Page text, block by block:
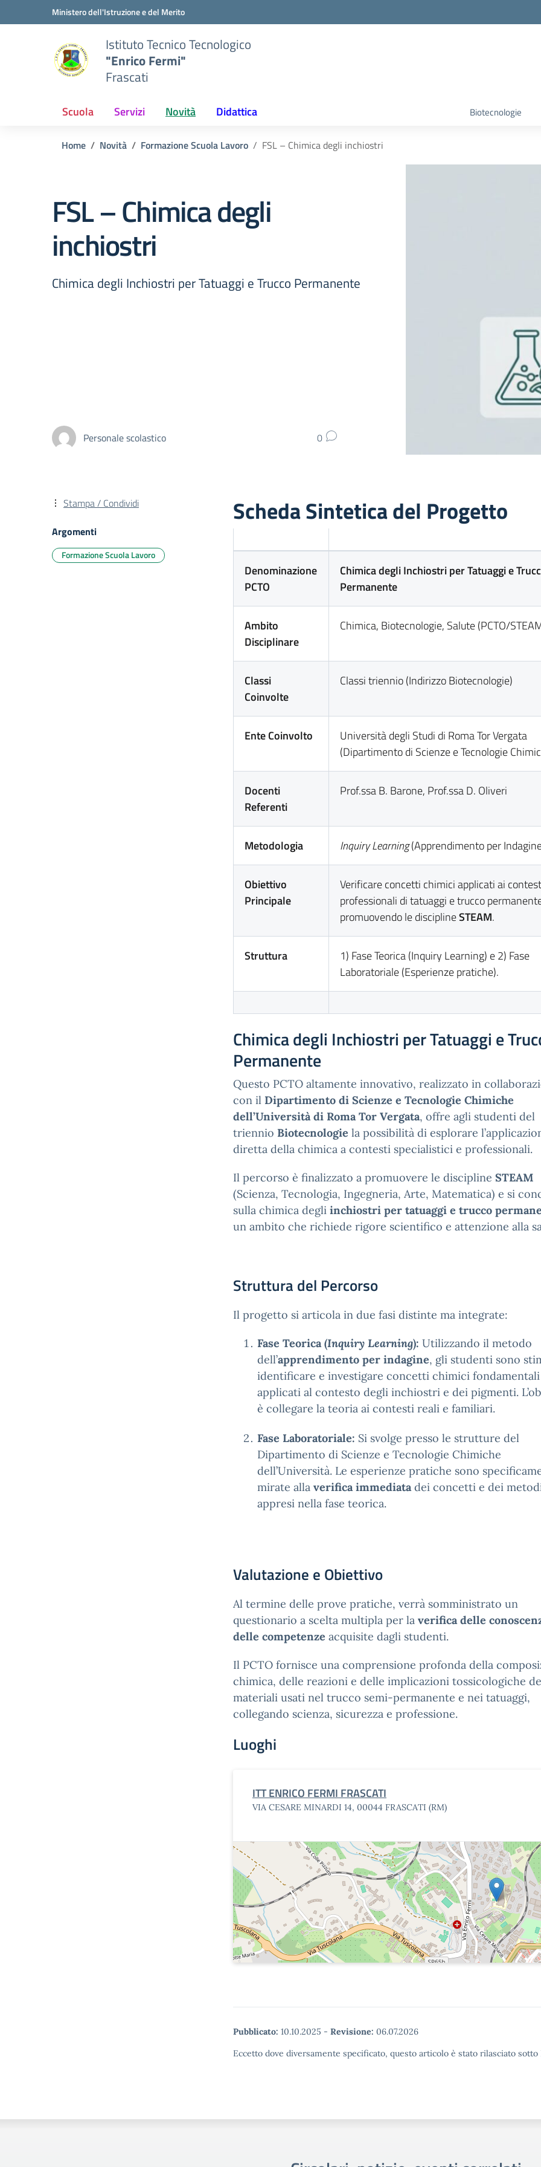
Vai ai contenuti
Vai al menu di navigazioneMinistero dell'Istruzione e del Merito
Istituto Tecnico Tecnologico
"Enrico Fermi"
Frascati
Scuola Servizi Novità Didattica Biotecnologie
Home Novità Formazione Scuola Lavoro FSL – Chimica degli inchiostri
FSL – Chimica degli
inchiostri
Chimica degli Inchiostri per Tatuaggi e Trucco Permanente
Personale scolastico 0
Scheda Sintetica del Progetto
Denominazione
PCTO
Chimica degli Inchiostri per Tatuaggi e
Permanente
Ambito
Disciplinare
Chimica, Biotecnologie, Salute (PCTO/
Classi
Coinvolte
Classi triennio (Indirizzo Biotecnologie)
Ente Coinvolto
Università degli Studi di Roma Tor Vergata
(Dipartimento di Scienze e Tecnologie
Docenti
Referenti
Prof.ssa B. Barone, Prof.ssa D. Oliveri
Metodologia Inquiry Learning(Apprendimento per
Obiettivo
Principale
Verificare concetti chimici applicati ai
professionali di tatuaggi e trucco
promuovendo le disciplineSTEAM.
Struttura
1) Fase Teorica (Inquiry Learning) e 2) Fase
Laboratoriale (Esperienze pratiche).
Chimica degli Inchiostri per Tatuaggi e
Permanente
Questo PCTO altamente innovativo, realizzato in
con il Dipartimento di Scienze e Tecnologie Chimiche
dell’Università di Roma Tor Vergata, offre agli studenti del
triennio Biotecnologie la possibilità di esplorare
diretta della chimica a contesti specialistici e professionali.
Il percorso è finalizzato a promuovere le discipline STEAM
(Scienza, Tecnologia, Ingegneria, Arte, Matematica) e si
sulla chimica degli inchiostri per tatuaggi e trucco
un ambito che richiede rigore scientifico e attenzione alla
Struttura del Percorso
Il progetto si articola in due fasi distinte ma integrate:
Fase Teorica (Inquiry Learning): Utilizzando il metodo
dell’apprendimento per indagine, gli studenti sono
identificare e investigare concetti chimici fondamentali
applicati al contesto degli inchiostri e dei pigmenti.
è collegare la teoria ai contesti reali e familiari.
Fase Laboratoriale: Si svolge presso le strutture del
Dipartimento di Scienze e Tecnologie Chimiche
dell’Università. Le esperienze pratiche sono
mirate alla verifica immediatadei concetti e dei
appresi nella fase teorica.
Valutazione e Obiettivo
Al termine delle prove pratiche, verrà somministrato un
questionario a scelta multipla per la verifica delle
delle competenze acquisite dagli studenti.
Il PCTO fornisce una comprensione profonda della
chimica, delle reazioni e delle implicazioni tossicologiche
materiali usati nel trucco semi-permanente e nei tatuaggi,
collegando scienza, sicurezza e professione.
Luoghi
ITT ENRICO FERMI FRASCATI
VIA CESARE MINARDI 14, 00044 FRASCATI (RM)
Pubblicato: 10.10.2025 - Revisione: 06.07.2026
Eccetto dove diversamente specificato, questo articolo è stato rilasciato
Stampa / Condividi
Argomenti
Formazione Scuola Lavoro